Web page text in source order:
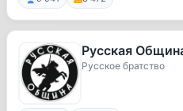
Русская
Русское братство